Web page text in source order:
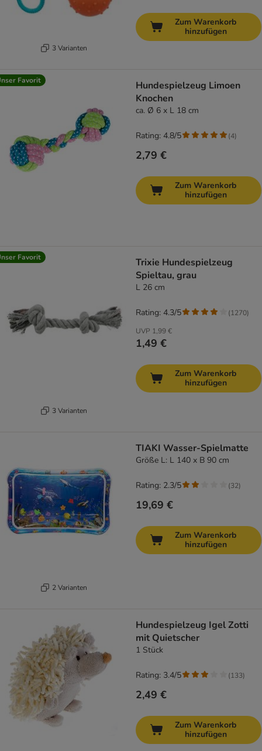
3 Varianten
Zum Warenkorb
hinzufügen
Favorit
Hundespielzeug Limoen
Knochen
ca. Ø 6 x L 18 cm
2,79 €
Rating: 4.8/5 (4)
Zum Warenkorb
hinzufügen
Favorit
3 Varianten
Trixie Hundespielzeug
Spieltau, grau
L 26 cm
UVP 1,99 €
1,49 €
Rating: 4.3/5 (1270)
Zum Warenkorb
hinzufügen
2 Varianten
TIAKI Wasser-Spielmatte
Größe L: L 140 x B 90 cm
19,69 €
Rating: 2.3/5 (32)
Zum Warenkorb
hinzufügen
Hundespielzeug Igel Zotti
mit Quietscher
1 Stück
2,49 €
Rating: 3.4/5 (133)
Zum Warenkorb
hinzufügen